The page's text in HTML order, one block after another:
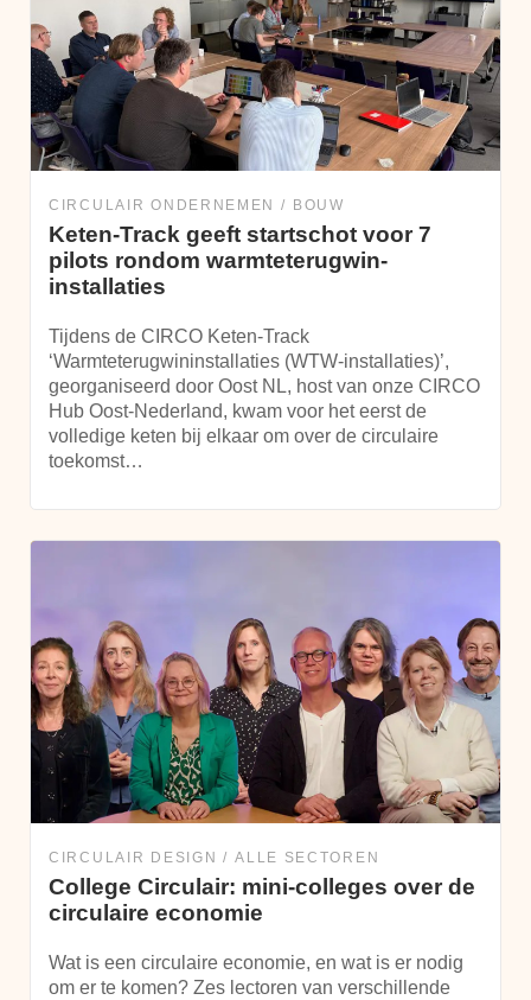
CIRCULAIR ONDERNEMEN BOUW
Keten-Track geeft startschot voor 7
pilots rondom warmteterugwin-
installaties
Tijdens de CIRCO Keten-Track
‘Warmteterugwininstallaties (WTW-installaties)’,
georganiseerd door Oost NL, host van onze CIRCO
Hub Oost-Nederland, kwam voor het eerst de
volledige keten bij elkaar om over de circulaire
toekomst…
CIRCULAIR DESIGN ALLE SECTOREN
College Circulair: mini-colleges over de
circulaire economie
Wat is een circulaire economie, en wat is er nodig
om er te komen? Zes lectoren van verschillende